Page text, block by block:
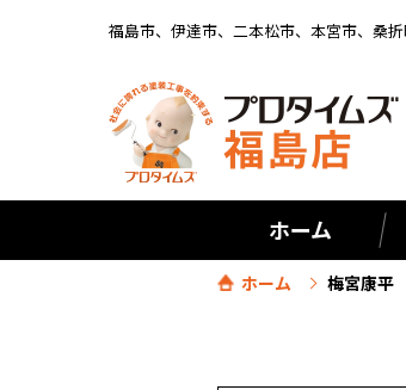
福島市、伊達市、二本松市、本宮市、桑
ホーム
ホーム 梅宮康平